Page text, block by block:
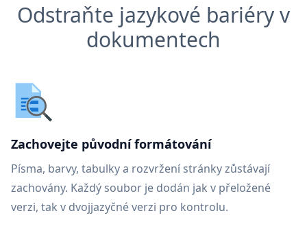
Odstraňte jazykové bariéry v
dokumentech
Zachovejte původní formátování
Písma, barvy, tabulky a rozvržení stránky zůstávají
zachovány. Každý soubor je dodán jak v přeložené
verzi, tak v dvojjazyčné verzi pro kontrolu.